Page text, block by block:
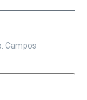
Campos